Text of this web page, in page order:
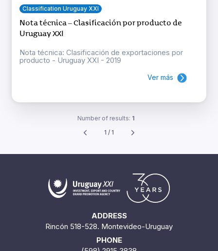
Classification Uruguay XXI
Nota técnica – Clasificación por producto de
Uruguay XXI
Nota técnica: Clasificación de exportaciones por
producto - Uruguay XXI - 2019
Ver más
Number of results: 1
1 / 1
ADDRESS
Rincón 518-528. Montevideo-Uruguay
PHONE